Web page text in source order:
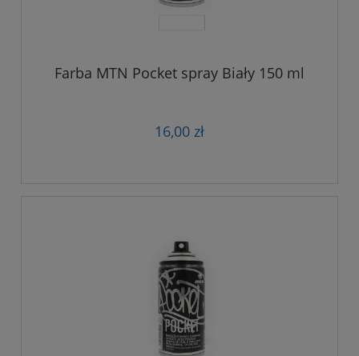
Farba MTN Pocket spray Biały 150 ml
16,00 zł